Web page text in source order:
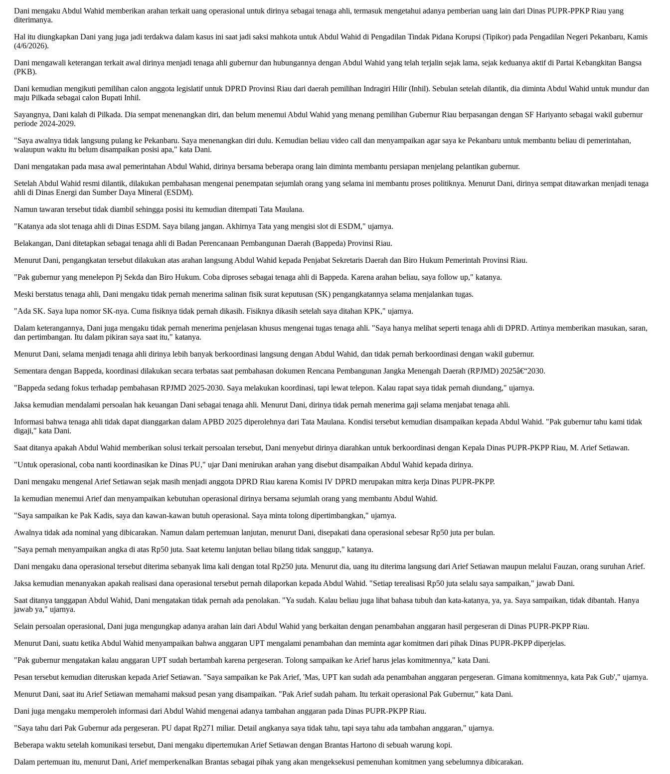
Dani mengaku Abdul Wahid memberikan arahan terkait uang operasional untuk dirinya sebagai tenaga ahli, termasuk mengetahui adanya pemberian uang lain dari Dinas PUPR-PPKP Riau yang
diterimanya.
Hal itu diungkapkan Dani yang juga jadi terdakwa dalam kasus ini saat jadi saksi mahkota untuk Abdul Wahid di Pengadilan Tindak Pidana Korupsi (Tipikor) pada Pengadilan Negeri Pekanbaru, Kamis
(4/6/2026).
Dani mengawali keterangan terkait awal dirinya menjadi tenaga ahli gubernur dan hubungannya dengan Abdul Wahid yang telah terjalin sejak lama, sejak keduanya aktif di Partai Kebangkitan Bangsa
(PKB).
Dani kemudian mengikuti pemilihan calon anggota legislatif untuk DPRD Provinsi Riau dari daerah pemilihan Indragiri Hilir (Inhil). Sebulan setelah dilantik, dia diminta Abdul Wahid untuk mundur dan
maju Pilkada sebagai calon Bupati Inhil.
Sayangnya, Dani kalah di Pilkada. Dia sempat menenangkan diri, dan belum menemui Abdul Wahid yang menang pemilihan Gubernur Riau berpasangan dengan SF Hariyanto sebagai wakil gubernur
periode 2024-2029.
"Saya awalnya tidak langsung pulang ke Pekanbaru. Saya menenangkan diri dulu. Kemudian beliau video call dan menyampaikan agar saya ke Pekanbaru untuk membantu beliau di pemerintahan,
walaupun waktu itu belum disampaikan posisi apa," kata Dani.
Dani mengatakan pada masa awal pemerintahan Abdul Wahid, dirinya bersama beberapa orang lain diminta membantu persiapan menjelang pelantikan gubernur.
Setelah Abdul Wahid resmi dilantik, dilakukan pembahasan mengenai penempatan sejumlah orang yang selama ini membantu proses politiknya. Menurut Dani, dirinya sempat ditawarkan menjadi tenaga
ahli di Dinas Energi dan Sumber Daya Mineral (ESDM).
Namun tawaran tersebut tidak diambil sehingga posisi itu kemudian ditempati Tata Maulana.
"Katanya ada slot tenaga ahli di Dinas ESDM. Saya bilang jangan. Akhirnya Tata yang mengisi slot di ESDM," ujarnya.
Belakangan, Dani ditetapkan sebagai tenaga ahli di Badan Perencanaan Pembangunan Daerah (Bappeda) Provinsi Riau.
Menurut Dani, pengangkatan tersebut dilakukan atas arahan langsung Abdul Wahid kepada Penjabat Sekretaris Daerah dan Biro Hukum Pemerintah Provinsi Riau.
"Pak gubernur yang menelepon Pj Sekda dan Biro Hukum. Coba diproses sebagai tenaga ahli di Bappeda. Karena arahan beliau, saya follow up," katanya.
Meski berstatus tenaga ahli, Dani mengaku tidak pernah menerima salinan fisik surat keputusan (SK) pengangkatannya selama menjalankan tugas.
"Ada SK. Saya lupa nomor SK-nya. Cuma fisiknya tidak pernah dikasih. Fisiknya dikasih setelah saya ditahan KPK," ujarnya.
Dalam keterangannya, Dani juga mengaku tidak pernah menerima penjelasan khusus mengenai tugas tenaga ahli. "Saya hanya melihat seperti tenaga ahli di DPRD. Artinya memberikan masukan, saran,
dan pertimbangan. Itu dalam pikiran saya saat itu," katanya.
Menurut Dani, selama menjadi tenaga ahli dirinya lebih banyak berkoordinasi langsung dengan Abdul Wahid, dan tidak pernah berkoordinasi dengan wakil gubernur.
Sementara dengan Bappeda, koordinasi dilakukan secara terbatas saat pembahasan dokumen Rencana Pembangunan Jangka Menengah Daerah (RPJMD) 2025â€“2030.
"Bappeda sedang fokus terhadap pembahasan RPJMD 2025-2030. Saya melakukan koordinasi, tapi lewat telepon. Kalau rapat saya tidak pernah diundang," ujarnya.
Jaksa kemudian mendalami persoalan hak keuangan Dani sebagai tenaga ahli. Menurut Dani, dirinya tidak pernah menerima gaji selama menjabat tenaga ahli.
Informasi bahwa tenaga ahli tidak dapat dianggarkan dalam APBD 2025 diperolehnya dari Tata Maulana. Kondisi tersebut kemudian disampaikan kepada Abdul Wahid. "Pak gubernur tahu kami tidak
digaji," kata Dani.
Saat ditanya apakah Abdul Wahid memberikan solusi terkait persoalan tersebut, Dani menyebut dirinya diarahkan untuk berkoordinasi dengan Kepala Dinas PUPR-PKPP Riau, M. Arief Setiawan.
"Untuk operasional, coba nanti koordinasikan ke Dinas PU," ujar Dani menirukan arahan yang disebut disampaikan Abdul Wahid kepada dirinya.
Dani mengaku mengenal Arief Setiawan sejak masih menjadi anggota DPRD Riau karena Komisi IV DPRD merupakan mitra kerja Dinas PUPR-PKPP.
Ia kemudian menemui Arief dan menyampaikan kebutuhan operasional dirinya bersama sejumlah orang yang membantu Abdul Wahid.
"Saya sampaikan ke Pak Kadis, saya dan kawan-kawan butuh operasional. Saya minta tolong dipertimbangkan," ujarnya.
Awalnya tidak ada nominal yang dibicarakan. Namun dalam pertemuan lanjutan, menurut Dani, disepakati dana operasional sebesar Rp50 juta per bulan.
"Saya pernah menyampaikan angka di atas Rp50 juta. Saat ketemu lanjutan beliau bilang tidak sanggup," katanya.
Dani mengaku dana operasional tersebut diterima sebanyak lima kali dengan total Rp250 juta. Menurut dia, uang itu diterima langsung dari Arief Setiawan maupun melalui Fauzan, orang suruhan Arief.
Jaksa kemudian menanyakan apakah realisasi dana operasional tersebut pernah dilaporkan kepada Abdul Wahid. "Setiap terealisasi Rp50 juta selalu saya sampaikan," jawab Dani.
Saat ditanya tanggapan Abdul Wahid, Dani mengatakan tidak pernah ada penolakan. "Ya sudah. Kalau beliau juga lihat bahasa tubuh dan kata-katanya, ya, ya. Saya sampaikan, tidak dibantah. Hanya
jawab ya," ujarnya.
Selain persoalan operasional, Dani juga mengungkap adanya arahan lain dari Abdul Wahid yang berkaitan dengan penambahan anggaran hasil pergeseran di Dinas PUPR-PKPP Riau.
Menurut Dani, suatu ketika Abdul Wahid menyampaikan bahwa anggaran UPT mengalami penambahan dan meminta agar komitmen dari pihak Dinas PUPR-PKPP diperjelas.
"Pak gubernur mengatakan kalau anggaran UPT sudah bertambah karena pergeseran. Tolong sampaikan ke Arief harus jelas komitmennya," kata Dani.
Pesan tersebut kemudian diteruskan kepada Arief Setiawan. "Saya sampaikan ke Pak Arief, 'Mas, UPT kan sudah ada penambahan anggaran pergeseran. Gimana komitmennya, kata Pak Gub'," ujarnya.
Menurut Dani, saat itu Arief Setiawan memahami maksud pesan yang disampaikan. "Pak Arief sudah paham. Itu terkait operasional Pak Gubernur," kata Dani.
Dani juga mengaku memperoleh informasi dari Abdul Wahid mengenai adanya tambahan anggaran pada Dinas PUPR-PKPP Riau.
"Saya tahu dari Pak Gubernur ada pergeseran. PU dapat Rp271 miliar. Detail angkanya saya tidak tahu, tapi saya tahu ada tambahan anggaran," ujarnya.
Beberapa waktu setelah komunikasi tersebut, Dani mengaku dipertemukan Arief Setiawan dengan Brantas Hartono di sebuah warung kopi.
Dalam pertemuan itu, menurut Dani, Arief memperkenalkan Brantas sebagai pihak yang akan mengeksekusi pemenuhan komitmen yang sebelumnya dibicarakan.